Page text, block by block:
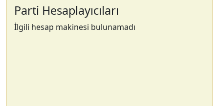
Parti Hesaplayıcıları
İlgili hesap makinesi bulunamadı